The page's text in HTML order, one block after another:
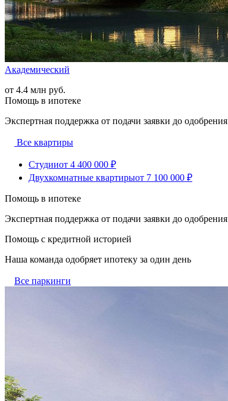
Академический
от 4.4 млн руб.
Помощь в ипотеке
Экспертная поддержка от подачи заявки до одобрения
Все квартиры
Студииот 4 400 000 ₽
Двухкомнатные квартирыот 7 100 000 ₽
Помощь в ипотеке
Экспертная поддержка от подачи заявки до одобрения
Помощь с кредитной историей
Наша команда одобряет ипотеку за один день
Все паркинги